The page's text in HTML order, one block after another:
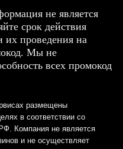
не является
срок действия
их проведения на
Мы не
всех промокод
размещены
в соответствии со
Компания не является
и не осуществляет